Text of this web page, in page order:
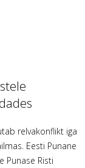
relvakonflikt iga
Eesti Punane
Punase Risti